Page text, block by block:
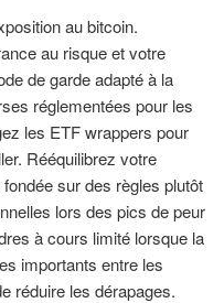
au bitcoin.
au risque et votre
de garde adapté à la
réglementées pour les
les ETF wrappers pour
Rééquilibrez votre
sur des règles plutôt
lors des pics de peur
à cours limité lorsque la
importants entre les
réduire les dérapages.